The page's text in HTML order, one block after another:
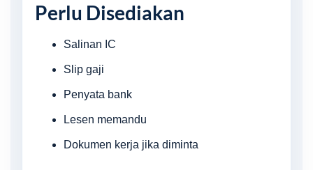
Perlu Disediakan
Salinan IC
Slip gaji
Penyata bank
Lesen memandu
Dokumen kerja jika diminta